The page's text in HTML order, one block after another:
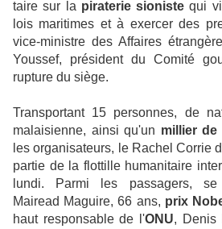
taire sur la piraterie sioniste qui
lois maritimes et à exercer des
vice-ministre des Affaires
Youssef, président du Comité
rupture du siège.
Transportant 15 personnes, de
malaisienne, ainsi qu'un millier
les organisateurs, le Rachel Corrie
partie de la flottille humanitaire
lundi. Parmi les passagers, se
Mairead Maguire, 66 ans, prix
haut responsable de l'ONU, Denis